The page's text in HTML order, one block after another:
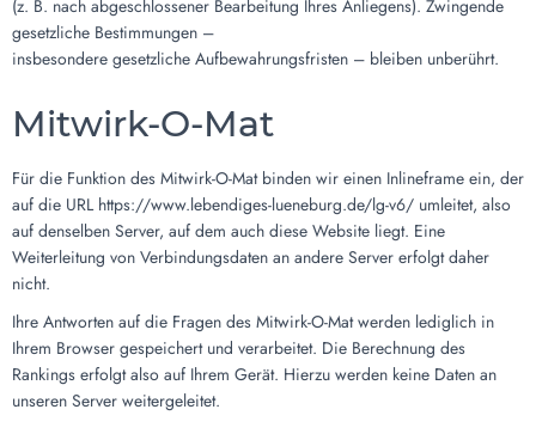
(z. B. nach abgeschlossener Bearbeitung Ihres Anliegens). Zwingende
gesetzliche Bestimmungen –
insbesondere gesetzliche Aufbewahrungsfristen – bleiben unberührt.
Mitwirk-O-Mat
Für die Funktion des Mitwirk-O-Mat binden wir einen Inlineframe ein, der
auf die URL https://www.lebendiges-lueneburg.de/lg-v6/ umleitet, also
auf denselben Server, auf dem auch diese Website liegt. Eine
Weiterleitung von Verbindungsdaten an andere Server erfolgt daher
nicht.
Ihre Antworten auf die Fragen des Mitwirk-O-Mat werden lediglich in
Ihrem Browser gespeichert und verarbeitet. Die Berechnung des
Rankings erfolgt also auf Ihrem Gerät. Hierzu werden keine Daten an
unseren Server weitergeleitet.